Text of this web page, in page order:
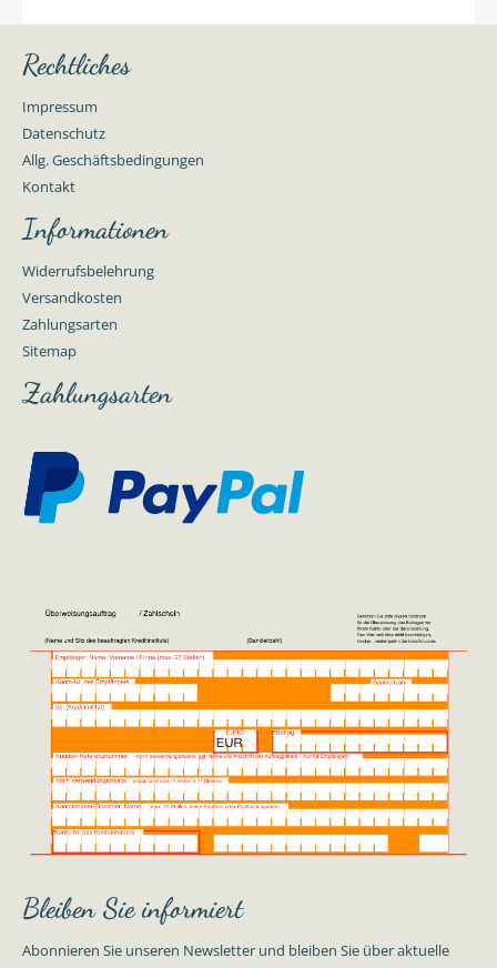
Rechtliches
Impressum
Datenschutz
Allg. Geschäftsbedingungen
Kontakt
Informationen
Widerrufsbelehrung
Versandkosten
Zahlungsarten
Sitemap
Zahlungsarten
Bleiben Sie informiert
Abonnieren Sie unseren Newsletter und bleiben Sie über aktuelle